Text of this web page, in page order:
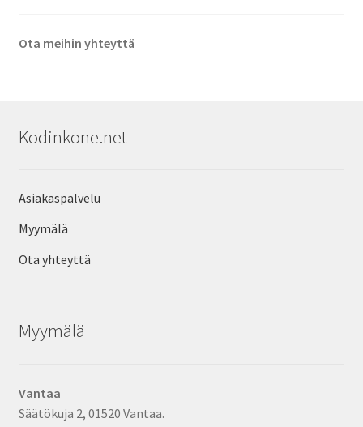
Ota meihin yhteyttä
Kodinkone.net
Asiakaspalvelu
Myymälä
Ota yhteyttä
Myymälä
Vantaa
Säätökuja 2, 01520 Vantaa.